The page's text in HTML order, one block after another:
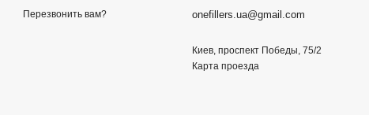
Перезвонить вам?
onefillers.ua@gmail.com
Киев, проспект Победы, 75/2
Карта проезда